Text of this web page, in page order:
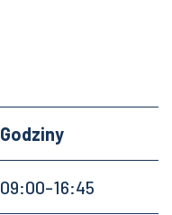
Godziny
09:00-16:45